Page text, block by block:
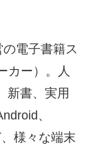
電子書籍ス
カー）。人
新書、実用
、
様々な端末